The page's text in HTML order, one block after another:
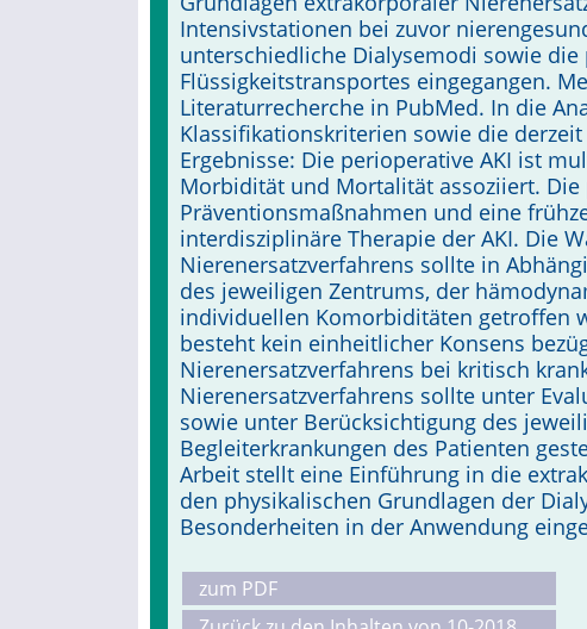
Intensivstationen bei zuvor
unterschiedliche Dialysemodi sowie
Flüssigkeitstransportes eingegangen.
Literaturrecherche in PubMed. In die
Klassifikationskriterien sowie die
Ergebnisse: Die perioperative AKI ist
Morbidität und Mortalität asso­ziiert.
Präventionsmaßnahmen und eine
interdisziplinäre Therapie der AKI. Die
Nierenersatzverfahrens sollte in
des jeweiligen Zentrums, der
individuellen Komorbiditäten getroffen
besteht kein einheitlicher Konsens
Nierenersatzverfahrens bei kritisch
Nierenersatzverfahrens sollte unter
sowie unter Berücksichtigung des
Begleiterkrankungen des Patienten
Arbeit stellt eine Einführung in die
den physikalischen Grundlagen der
Besonderheiten in der Anwendung
zum PDF